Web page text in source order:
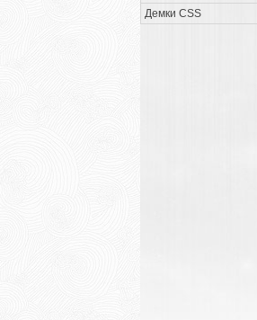
Демки CSS